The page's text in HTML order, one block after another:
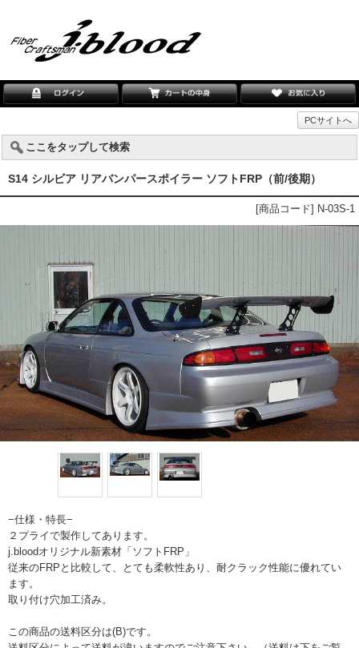
PCサイトへ
ここをタップして検索
S14 シルビア リアバンパースポイラー ソフトFRP（前/後期）
[商品コード] N-03S-1
−仕様・特長−
２プライで製作してあります。
j.bloodオリジナル新素材「ソフトFRP」
従来のFRPと比較して、とても柔軟性あり、耐クラック性能に優れてい
ます。
取り付け穴加工済み。
この商品の送料区分は(B)です。